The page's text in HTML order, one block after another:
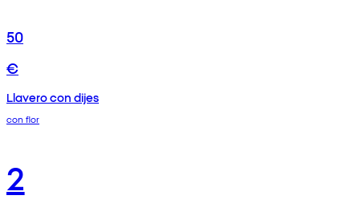
50
€
Llavero con dijes
con flor
2